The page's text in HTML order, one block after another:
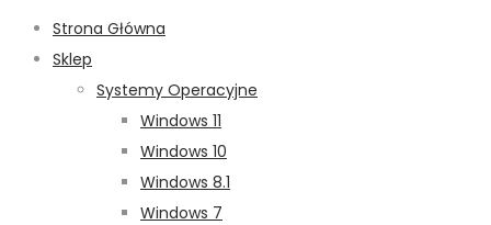
Strona Główna
Sklep
Systemy Operacyjne
Windows 11
Windows 10
Windows 8.1
Windows 7